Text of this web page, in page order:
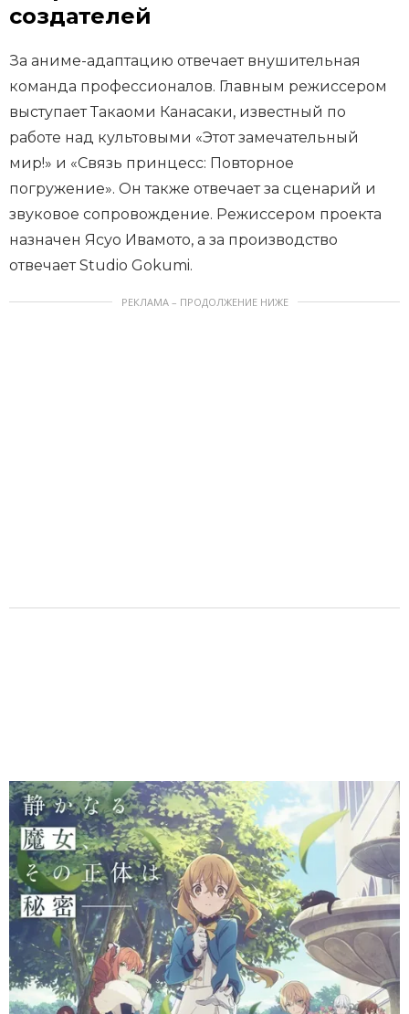
создателей
За аниме-адаптацию отвечает внушительная
команда профессионалов. Главным режиссером
выступает Такаоми Канасаки, известный по
работе над культовыми «Этот замечательный
мир!» и «Связь принцесс: Повторное
погружение». Он также отвечает за сценарий и
звуковое сопровождение. Режиссером проекта
назначен Ясуо Ивамото, а за производство
отвечает Studio Gokumi.
РЕКЛАМА – ПРОДОЛЖЕНИЕ НИЖЕ